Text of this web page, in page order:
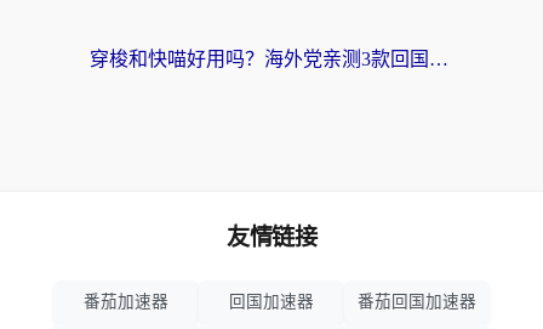
穿梭和快喵好用吗？海外党亲测3款回国加速器，附日本回国VPN避坑指南
友情链接
番茄加速器 回国加速器 番茄回国加速器